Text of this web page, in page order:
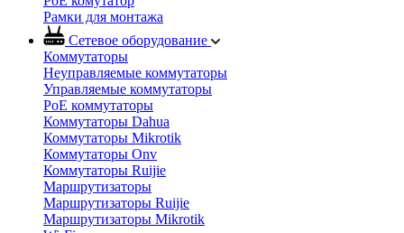
Рамки для монтажа
Сетевое оборудование
Коммутаторы
Неуправляемые коммутаторы
Управляемые коммутаторы
PoE коммутаторы
Коммутаторы Dahua
Коммутаторы Mikrotik
Коммутаторы Onv
Коммутаторы Ruijie
Маршрутизаторы
Маршрутизаторы Ruijie
Маршрутизаторы Mikrotik